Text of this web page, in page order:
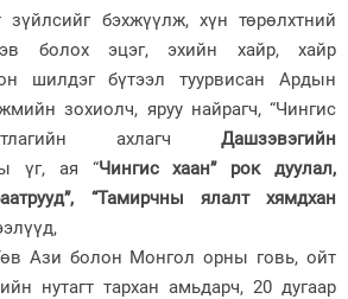
зүйлсийг бэхжүүлж, хүн төрөлхтний
болох эцэг, эхийн хайр, хайр
шилдэг бүтээл туурвисан Ардын
зохиолч, яруу найрагч, “Чингис
ахлагч Дашзэвэгийн
үг, ая “Чингис хаан” рок дуулал,
“Тамирчны ялалт хямдхан
Ази болон Монгол орны говь, ойт
нутагт тархан амьдарч, 20 дугаар